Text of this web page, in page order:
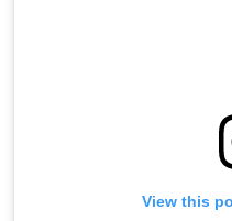
View this